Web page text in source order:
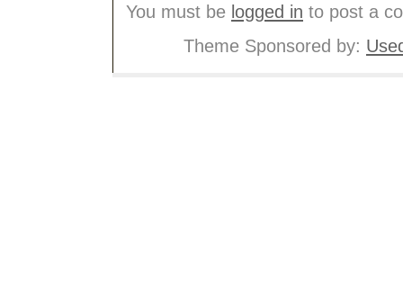
You must be logged in to post a
Theme Sponsored by: